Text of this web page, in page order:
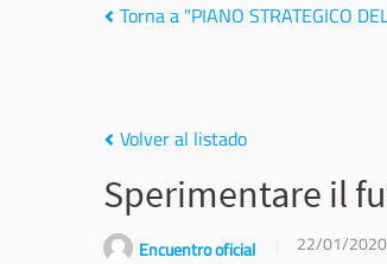
Torna a "PIANO STRATEGICO
Volver al listado
Sperimentare il
Encuentro oficial 22/01/